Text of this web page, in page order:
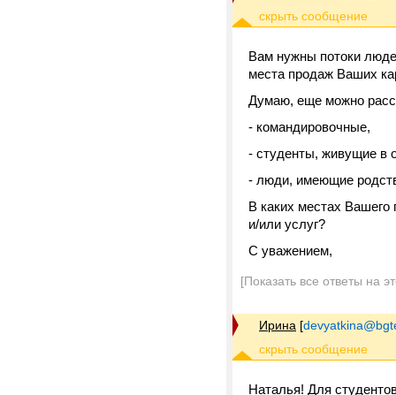
Вам нужны потоки
места продаж Ваших
Думаю, еще можно
- командировочные,
- студенты, живущие в
- люди, имеющие
В каких местах Вашего
и/или услуг?
С уважением,
[Показать все ответы на
Ирина [
Наталья! Для